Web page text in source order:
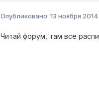
Опубликовано: 13 ноября 2014
Читай форум, там все